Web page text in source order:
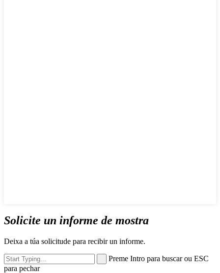
Solicite un informe de mostra
Deixa a túa solicitude para recibir un informe.
Preme Intro para buscar ou ESC
para pechar